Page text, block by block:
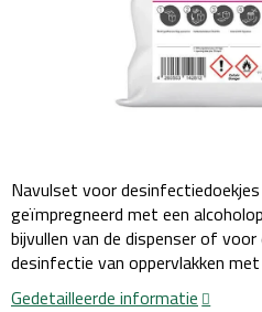
Navulset voor
geïmpregneerd met een
bijvullen van de dispenser of
desinfectie van oppervlakken
Gedetailleerde informatie